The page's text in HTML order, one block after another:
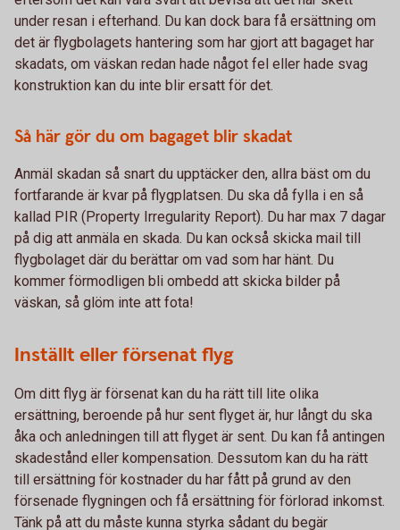
under resan i efterhand. Du kan dock bara få ersättning om
det är flygbolagets hantering som har gjort att bagaget har
skadats, om väskan redan hade något fel eller hade svag
konstruktion kan du inte blir ersatt för det.
Så här gör du om bagaget blir skadat
Anmäl skadan så snart du upptäcker den, allra bäst om du
fortfarande är kvar på flygplatsen. Du ska då fylla i en så
kallad PIR (Property Irregularity Report). Du har max 7 dagar
på dig att anmäla en skada. Du kan också skicka mail till
flygbolaget där du berättar om vad som har hänt. Du
kommer förmodligen bli ombedd att skicka bilder på
väskan, så glöm inte att fota!
Inställt eller försenat flyg
Om ditt flyg är försenat kan du ha rätt till lite olika
ersättning, beroende på hur sent flyget är, hur långt du ska
åka och anledningen till att flyget är sent. Du kan få antingen
skadestånd eller kompensation. Dessutom kan du ha rätt
till ersättning för kostnader du har fått på grund av den
försenade flygningen och få ersättning för förlorad inkomst.
Tänk på att du måste kunna styrka sådant du begär